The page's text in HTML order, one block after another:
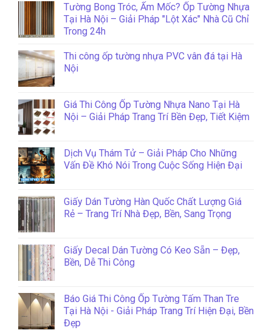
Tường Bong Tróc, Ẩm Mốc? Ốp Tường Nhựa
Tại Hà Nội – Giải Pháp "Lột Xác" Nhà Cũ Chỉ
Trong 24h
Thi công ốp tường nhựa PVC vân đá tại Hà
Nội
Giá Thi Công Ốp Tường Nhựa Nano Tại Hà
Nội – Giải Pháp Trang Trí Bền Đẹp, Tiết Kiệm
Dịch Vụ Thám Tử – Giải Pháp Cho Những
Vấn Đề Khó Nói Trong Cuộc Sống Hiện Đại
Giấy Dán Tường Hàn Quốc Chất Lượng Giá
Rẻ – Trang Trí Nhà Đẹp, Bền, Sang Trọng
Giấy Decal Dán Tường Có Keo Sẵn – Đẹp,
Bền, Dễ Thi Công
Báo Giá Thi Công Ốp Tường Tấm Than Tre
Tại Hà Nội - Giải Pháp Trang Trí Hiện Đại, Bền
Đẹp